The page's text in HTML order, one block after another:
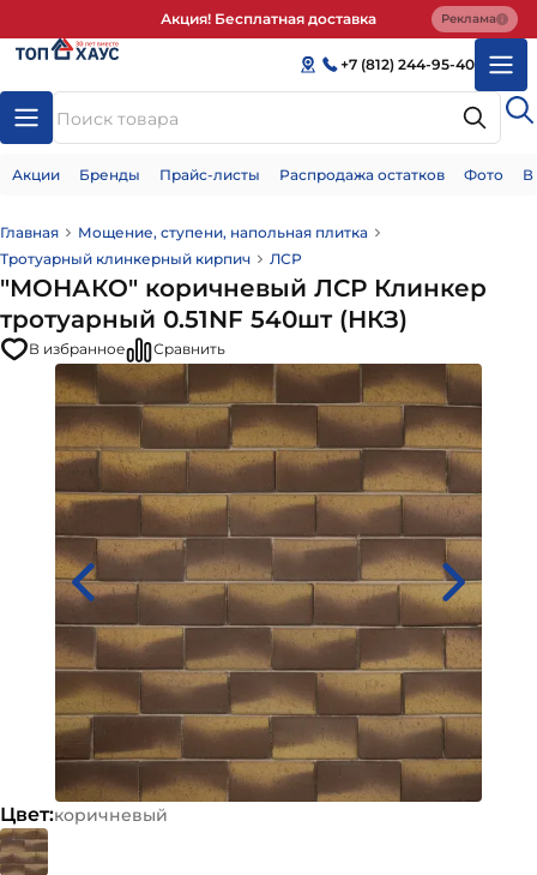
Акция! Бесплатная доставка Реклама
+7 (812) 244-95-40
Акции Бренды Прайс-листы Распродажа остатков Фото
Главная
Мощение, ступени, напольная плитка
Тротуарный клинкерный кирпич
ЛСР
"МОНАКО" коричневый ЛСР Клинкер
тротуарный 0.51NF 540шт (НКЗ)
В избранное Сравнить
Цвет:коричневый